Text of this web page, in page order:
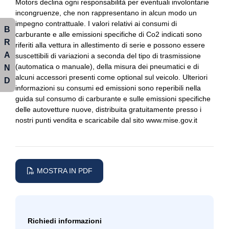
Freni a disco autoventilanti
Freno di stazionamento elettrico
Head-up display
Hotspot wi-fi
Illuminazione abitacolo
Inserti in acciaio esterni
Limitatore di velocità
Console centrale multifunzione
Controllo della stabilità
Controllo della trazione
Cristalli atermici
Cuscini comfort in alcantara per i sedili esterni della seconda
fila, rimovibili e lavabili
Display multifunzione
Display sul parabrezza
Elementi fermaoggetti nel bagagliaio
Motors declina ogni responsabilità per eventuali involontarie
incongruenze, che non rappresentano in alcun modo un
impegno contrattuale. I valori relativi ai consumi di
carburante e alle emissioni specifiche di Co2 indicati sono
riferiti alla vettura in allestimento di serie e possono essere
suscettibili di variazioni a seconda del tipo di trasmissione
(automatica o manuale), della misura dei pneumatici e di
alcuni accessori presenti come optional sul veicolo. Ulteriori
informazioni su consumi ed emissioni sono reperibili nella
guida sul consumo di carburante e sulle emissioni specifiche
delle autovetture nuove, distribuita gratuitamente presso i
nostri punti vendita e scaricabile dal sito www.mise.gov.it
MOSTRA IN PDF
Richiedi informazioni
B
R
A
N
D